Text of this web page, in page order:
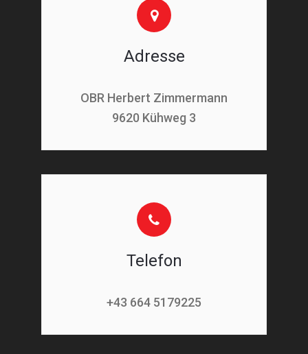
Adresse
OBR Herbert Zimmermann
9620 Kühweg 3
Telefon
+43 664 5179225